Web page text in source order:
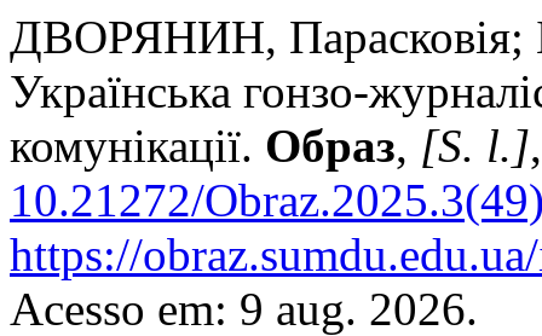
ДВОРЯНИН, Парасковія;
Українська гонзо-
комунікації. Образ, [S. l.]
10.21272/
https://
Acesso em: 9 aug. 2026.